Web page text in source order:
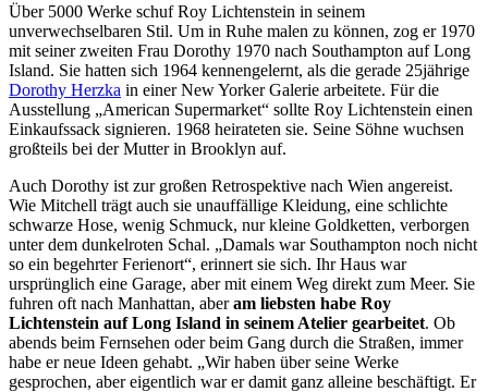
Über 5000 Werke schuf Roy Lichtenstein in seinem
unverwechselbaren Stil. Um in Ruhe malen zu können, zog er 1970
mit seiner zweiten Frau Dorothy 1970 nach Southampton auf Long
Island. Sie hatten sich 1964 kennengelernt, als die gerade 25jährige
Dorothy Herzka in einer New Yorker Galerie arbeitete. Für die
Ausstellung „American Supermarket“ sollte Roy Lichtenstein einen
Einkaufssack signieren. 1968 heirateten sie. Seine Söhne wuchsen
großteils bei der Mutter in Brooklyn auf.
Auch Dorothy ist zur großen Retrospektive nach Wien angereist.
Wie Mitchell trägt auch sie unauffällige Kleidung, eine schlichte
schwarze Hose, wenig Schmuck, nur kleine Goldketten, verborgen
unter dem dunkelroten Schal. „Damals war Southampton noch nicht
so ein begehrter Ferienort“, erinnert sie sich. Ihr Haus war
ursprünglich eine Garage, aber mit einem Weg direkt zum Meer. Sie
fuhren oft nach Manhattan, aberam liebsten habe Roy
Lichtenstein auf Long Island in seinem Atelier gearbeitet. Ob
abends beim Fernsehen oder beim Gang durch die Straßen, immer
habe er neue Ideen gehabt. „Wir haben über seine Werke
gesprochen, aber eigentlich war er damit ganz alleine beschäftigt. Er